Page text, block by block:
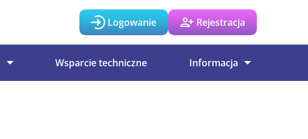
Logowanie Rejestracja
Wsparcie techniczne Informacja